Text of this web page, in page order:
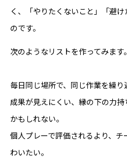
く、「やりたくないこと」「避
のです。
次のようなリストを作ってみます。
毎日同じ場所で、同じ作業を繰り
成果が見えにくい、縁の下の力
かもしれない。
個人プレーで評価されるより、
わいたい。